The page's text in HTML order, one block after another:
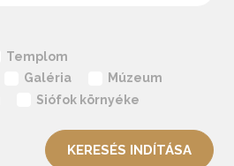
Templom
Galéria
Múzeum
Siófok környéke
KERESÉS INDÍTÁSA